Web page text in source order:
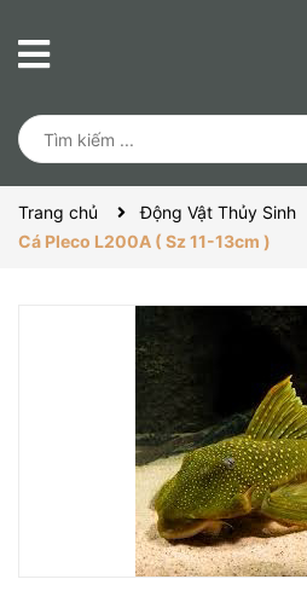
Trang chủ
Động Vật Thủy Sinh
Cá Pleco L200A ( Sz 11-13cm )